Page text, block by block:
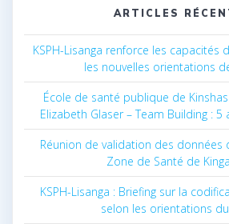
ARTICLES
KSPH-Lisanga renforce les capacités
les nouvelles orientations
École de santé publique de
Elizabeth Glaser – Team Building : 5
Réunion de validation des données
Zone de Santé de
KSPH-Lisanga : Briefing sur la
selon les orientations du